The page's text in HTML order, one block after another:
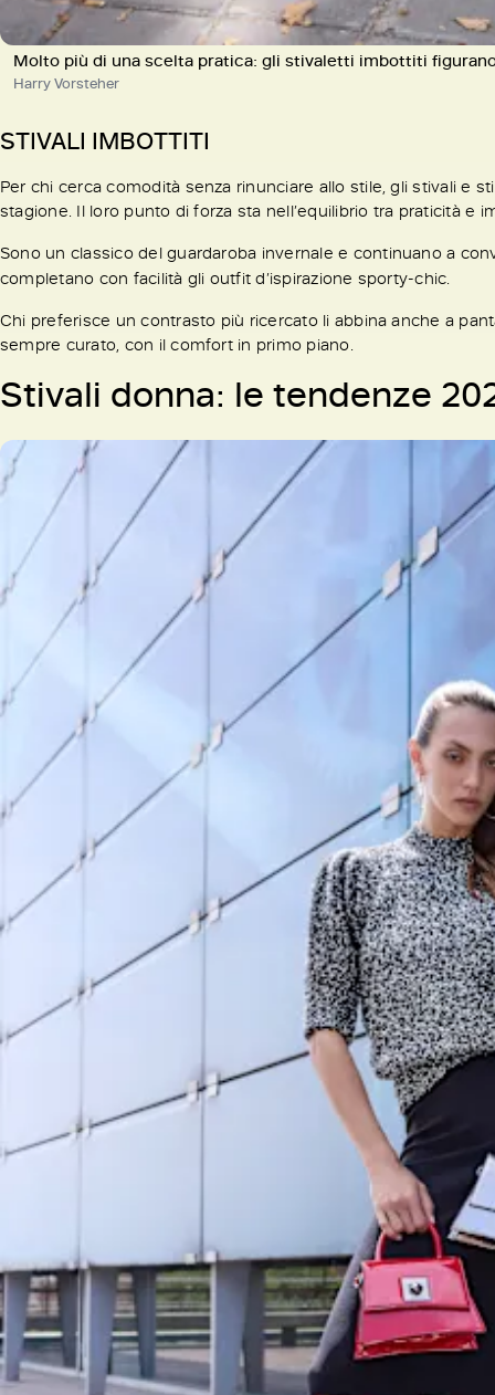
Molto più di una scelta pratica: gli stivaletti imbottiti
Harry Vorsteher
STIVALI IMBOTTITI
Per chi cerca comodità senza rinunciare allo stile, gli stivali e
stagione. Il loro punto di forza sta nell’equilibrio tra praticità e
Sono un classico del guardaroba invernale e continuano a
completano con facilità gli outfit d’ispirazione sporty-chic.
Chi preferisce un contrasto più ricercato li abbina anche a
sempre curato, con il comfort in primo piano.
Stivali donna: le tendenze